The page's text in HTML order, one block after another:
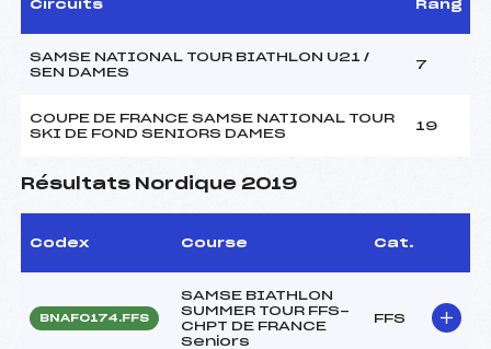
Circuits Rang
SAMSE NATIONAL TOUR BIATHLON U21 /
SEN DAMES
7
COUPE DE FRANCE SAMSE NATIONAL TOUR
SKI DE FOND SENIORS DAMES
19
Résultats Nordique 2019
Codex Course Cat.
BNAF0174.FFS
SAMSE BIATHLON
SUMMER TOUR FFS-
CHPT DE FRANCE
Seniors
FFS